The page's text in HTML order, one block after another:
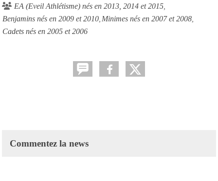
EA (Eveil Athlétisme) nés en 2013, 2014 et 2015
Benjamins nés en 2009 et 2010 Minimes nés en 2007 et 2008
Cadets nés en 2005 et 2006
Commentez la news